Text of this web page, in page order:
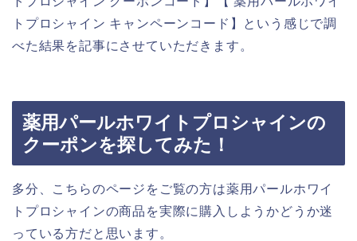
トプロシャイン キャンペーンコード】という感じで調
べた結果を記事にさせていただきます。
薬用パールホワイトプロシャインの
クーポンを探してみた！
多分、こちらのページをご覧の方は薬用パールホワイ
トプロシャインの商品を実際に購入しようかどうか迷
っている方だと思います。